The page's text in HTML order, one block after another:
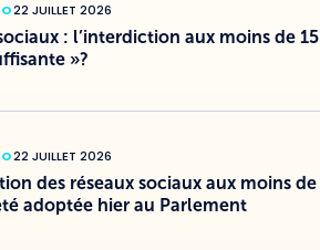
22 JUILLET 2026
: l’interdiction aux moins de 15
»?
22 JUILLET 2026
des réseaux sociaux aux moins de
adoptée hier au Parlement